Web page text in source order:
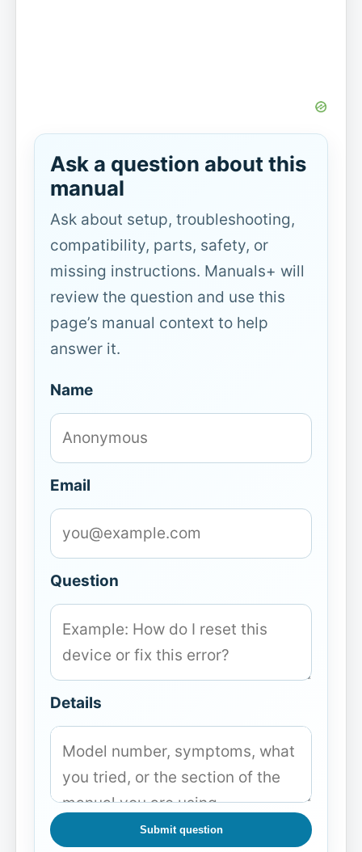
Ask a question about this
manual
Ask about setup, troubleshooting,
compatibility, parts, safety, or
missing instructions. Manuals+ will
review the question and use this
page’s manual context to help
answer it.
Name
Email
Question
Details
Submit question